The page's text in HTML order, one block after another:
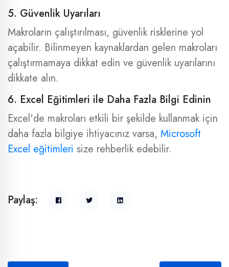
5. Güvenlik Uyarıları
Makroların çalıştırılması, güvenlik risklerine yol
açabilir. Bilinmeyen kaynaklardan gelen makroları
çalıştırmamaya dikkat edin ve güvenlik uyarılarını
dikkate alın.
6. Excel Eğitimleri ile Daha Fazla Bilgi Edinin
Excel'de makroları etkili bir şekilde kullanmak için
daha fazla bilgiye ihtiyacınız varsa, Microsoft
Excel eğitimleri size rehberlik edebilir.
Paylaş: